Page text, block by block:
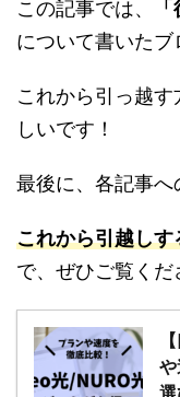
新築一戸建て
備は
この記事では、
れしいです！
これから引越し
で、ぜひご覧く
無料で
3ス